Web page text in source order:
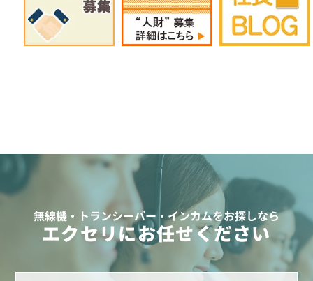
無線機・トランシーバー・インカムをお探しなら
エクセリにお任せください